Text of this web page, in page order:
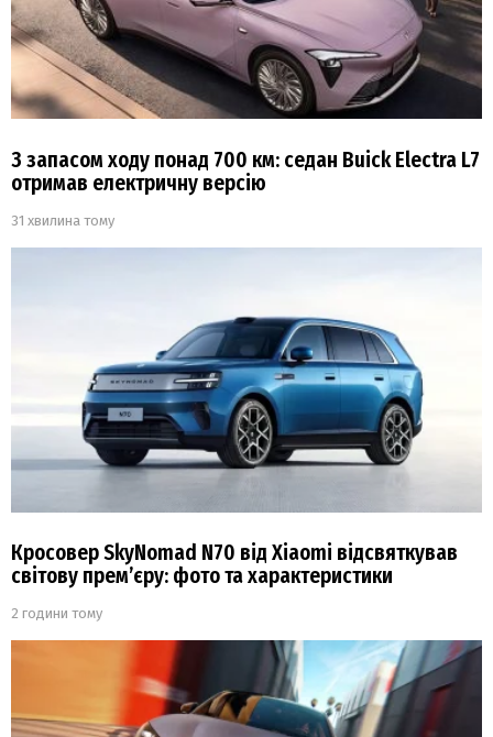
З запасом ходу понад 700 км: седан Buick Electra L7
отримав електричну версію
31 хвилина тому
Кросовер SkyNomad N70 від Xiaomi відсвяткував
світову прем’єру: фото та характеристики
2 години тому